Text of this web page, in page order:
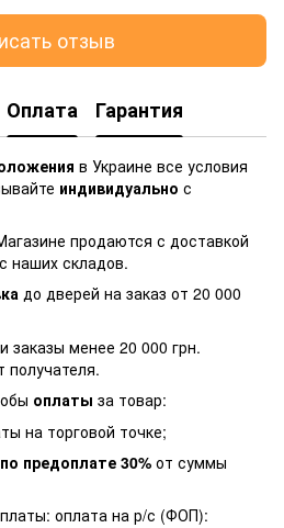
отзыв
Оплата Гарантия
в Украине все условия
индивидуально с
продаются с доставкой
наших складов.
до дверей на заказ от 20 000
заказы менее 20 000 грн.
получателя.
оплаты за товар:
на торговой точке;
по предоплате 30% от суммы
оплата на р/с (ФОП):